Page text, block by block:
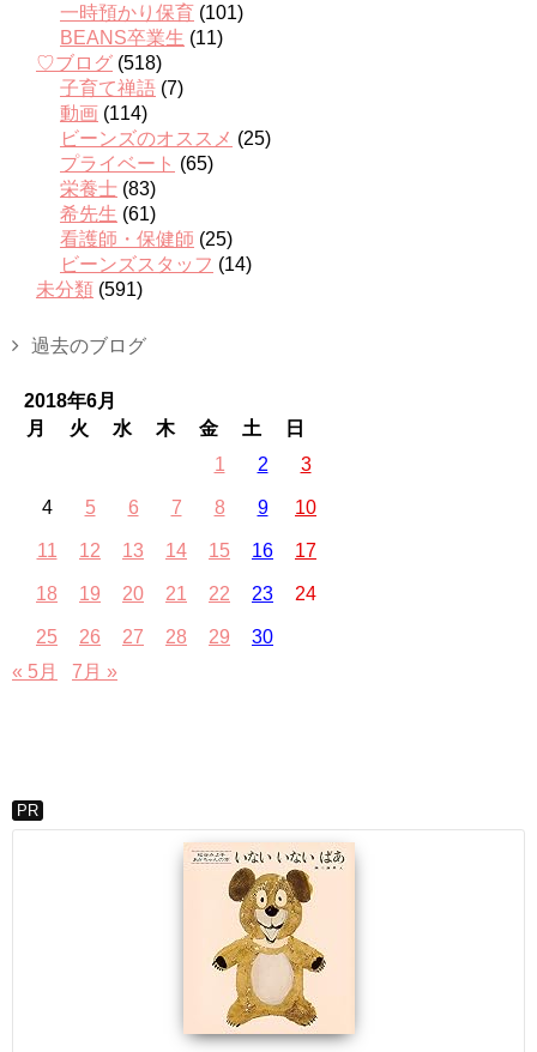
一時預かり保育 (101)
BEANS卒業生 (11)
♡ブログ (518)
子育て禅語 (7)
動画 (114)
ビーンズのオススメ (25)
プライベート (65)
栄養士 (83)
希先生 (61)
看護師・保健師 (25)
ビーンズスタッフ (14)
未分類 (591)
過去のブログ
2018年6月
月
火 水 木 金 土
日
1
2 3
4 5 6 7 8 9 10
11 12 13 14 15 16 17
18 19 20 21 22 23 24
25 26 27 28 29
30
« 5月
7月 »
PR